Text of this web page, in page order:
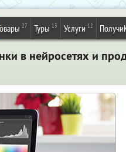
27 Туры 13 Услуги 12
в нейросетях и